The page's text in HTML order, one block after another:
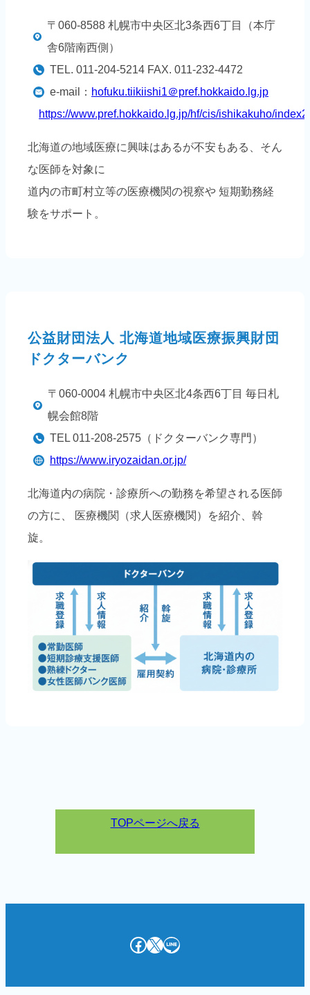
〒060-8588 札幌市中央区北3条西6丁目（本庁
舎6階南西側）
TEL. 011-204-5214 FAX. 011-232-4472
e-mail： hofuku.tiikiishi1＠pref.hokkaido.lg.jp
https://www.pref.hokkaido.lg.jp/hf/cis/ishikakuho/
北海道の地域医療に興味はあるが不安もある、そん
な医師を対象に
道内の市町村立等の医療機関の視察や 短期勤務経
験をサポート。
公益財団法人 北海道地域医療振興財団
ドクターバンク
〒060-0004 札幌市中央区北4条西6丁目 毎日札
幌会館8階
TEL 011-208-2575（ドクターバンク専門）
https://www.iryozaidan.or.jp/
北海道内の病院・診療所への勤務を希望される医師
の方に、 医療機関（求人医療機関）を紹介、斡
旋。
TOPページへ戻る
Facebook
X LINE